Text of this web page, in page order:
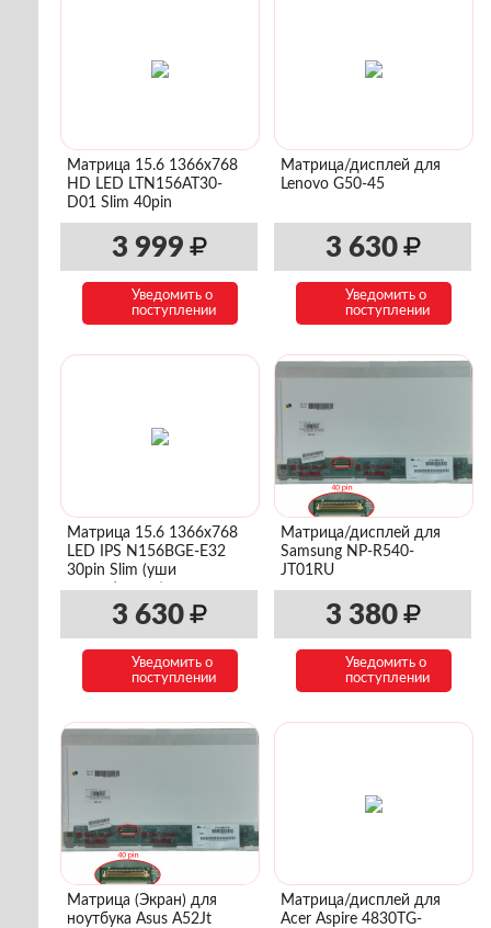
Матрица 15.6 1366x768
HD LED LTN156AT30-
D01 Slim 40pin
3 999
Уведомить о
поступлении
Матрица/дисплей для
Lenovo G50-45
3 630
Уведомить о
поступлении
Матрица 15.6 1366x768
LED IPS N156BGE-E32
30pin Slim (уши
сверху\снизу)
3 630
Уведомить о
поступлении
Матрица/дисплей для
Samsung NP-R540-
JT01RU
3 380
Уведомить о
поступлении
Матрица (Экран) для
ноутбука Asus A52Jt
Матрица/дисплей для
Acer Aspire 4830TG-